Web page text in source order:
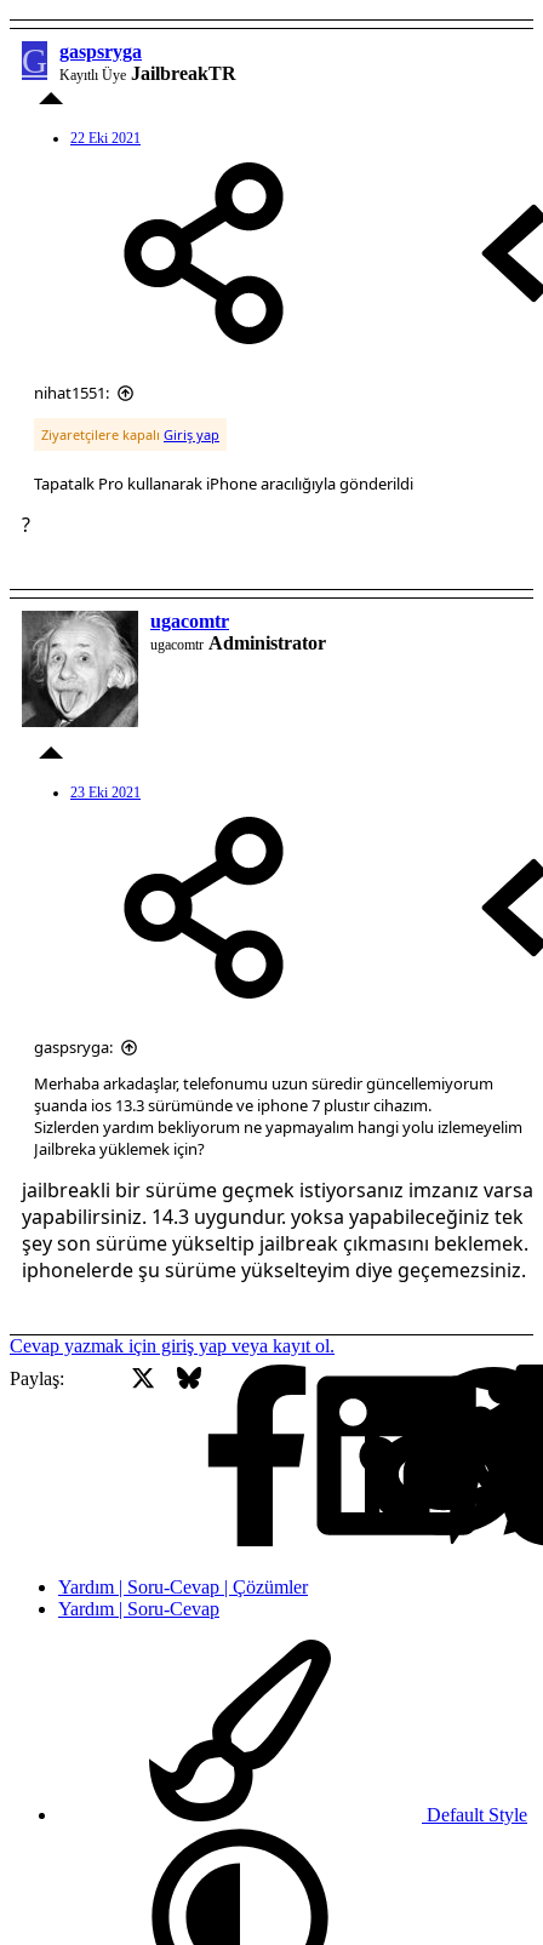
G gaspsryga
Kayıtlı Üye JailbreakTR
22 Eki 2021
nihat1551:
Ziyaretçilere kapalı Giriş yap
Tapatalk Pro kullanarak iPhone aracılığıyla gönderildi
?
ugacomtr
ugacomtr Administrator
23 Eki 2021
gaspsryga:
Merhaba arkadaşlar, telefonumu uzun süredir güncellemiyorum
şuanda ios 13.3 sürümünde ve iphone 7 plustır cihazım.
Sizlerden yardım bekliyorum ne yapmayalım hangi yolu izlemeyelim
Jailbreka yüklemek için?
jailbreakli bir sürüme geçmek istiyorsanız imzanız varsa
yapabilirsiniz. 14.3 uygundur. yoksa yapabileceğiniz tek
şey son sürüme yükseltip jailbreak çıkmasını beklemek.
iphonelerde şu sürüme yükselteyim diye geçemezsiniz.
Cevap yazmak için giriş yap veya kayıt ol.
Paylaş:
Facebook
Bluesky
Yardım | Soru-Cevap | Çözümler
Yardım | Soru-Cevap
Default Style